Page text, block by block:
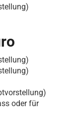
oder für